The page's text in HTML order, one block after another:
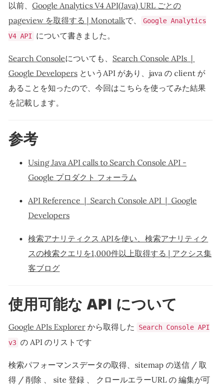
以前、 Google Analytics V4 API(Java) URL ごとの
pageview を取得する | Monotalkで、
Google Analytics
V4 API
について書きました。
Search Consoleについても、 Search Console APIs |
Google Developers というAPI があり、java の client が
あることを知ったので、今回はこちらを使ってみた結果
を記載します。
参考
Using Java API calls to Search Console API -
Google プロダクト フォーラム
API Reference | Search Console API | Google
Developers
検索アナリティクス APIを使い、検索アナリティク
スの検索クエリを1,000件以上取得する | アクシス集
客ブログ
使用可能な API について
Google APIs Explorer から取得した
Search Console API
v3 の API のリストです
検索パフォーマンスデータの取得、sitemap の送信 / 取
得 / 削除 、 site 登録 、 クロールエラーURL の 編集が可